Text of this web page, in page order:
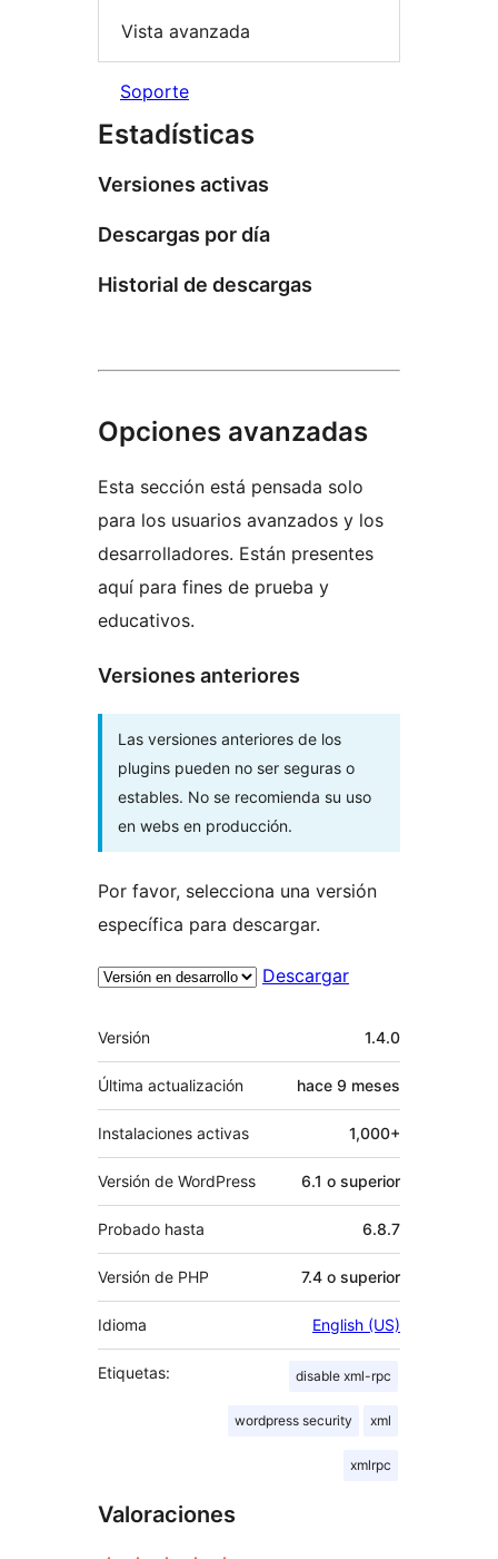
Vista avanzada
Soporte
Estadísticas
Versiones activas
Descargas por día
Historial de descargas
Opciones avanzadas
Esta sección está pensada solo
para los usuarios avanzados y los
desarrolladores. Están presentes
aquí para fines de prueba y
educativos.
Versiones anteriores
Las versiones anteriores de los
plugins pueden no ser seguras o
estables. No se recomienda su uso
en webs en producción.
Por favor, selecciona una versión
específica para descargar.
Descargar
Meta
Versión 1.4.0
Última actualización hace 9 meses
Instalaciones activas 1,000+
Versión de WordPress 6.1 o superior
Probado hasta 6.8.7
Versión de PHP 7.4 o superior
Idioma English (US)
Etiquetas: disable xml-rpc
wordpress security xml
xmlrpc
Valoraciones